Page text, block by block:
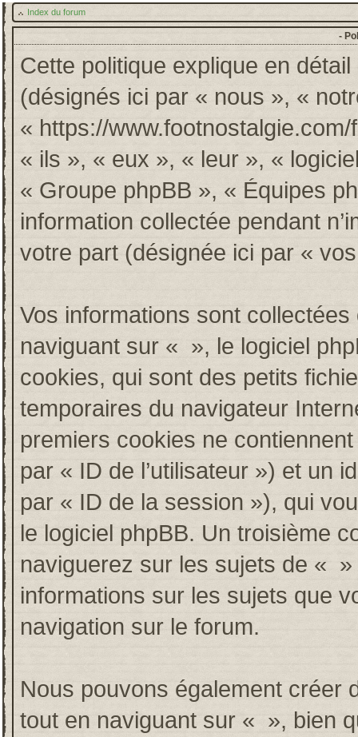
Index du forum
-
Cette politique explique en
(désignés ici par « nous », «
« https://
« ils », « eux », « leur », «
« Groupe phpBB », « Équipes
information collectée pendant
votre part (désignée ici par «
Vos informations sont
naviguant sur « », le logiciel
cookies, qui sont des petits
temporaires du navigateur
premiers cookies ne
par « ID de l’utilisateur ») et un
par « ID de la session »), qui
le logiciel phpBB. Un troisième
naviguerez sur les sujets de «
informations sur les sujets que
navigation sur le forum.
Nous pouvons également créer
tout en naviguant sur « », bien